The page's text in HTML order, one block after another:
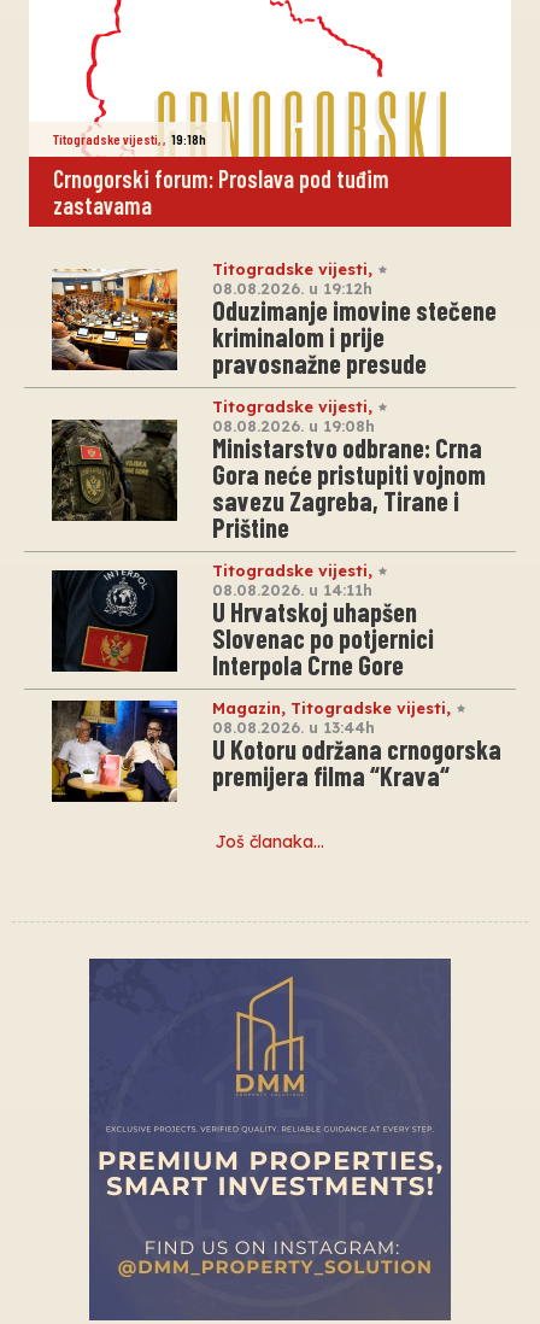
Titogradske vijesti,, 19:18h
Crnogorski forum: Proslava pod tuđim
zastavama
Titogradske vijesti,
08.08.2026. u 19:12h
Oduzimanje imovine stečene
kriminalom i prije
pravosnažne presude
Titogradske vijesti,
08.08.2026. u 19:08h
Ministarstvo odbrane: Crna
Gora neće pristupiti vojnom
savezu Zagreba, Tirane i
Prištine
Titogradske vijesti,
08.08.2026. u 14:11h
U Hrvatskoj uhapšen
Slovenac po potjernici
Interpola Crne Gore
Magazin, Titogradske vijesti,
08.08.2026. u 13:44h
U Kotoru održana crnogorska
premijera filma “Krava“
Još članaka…